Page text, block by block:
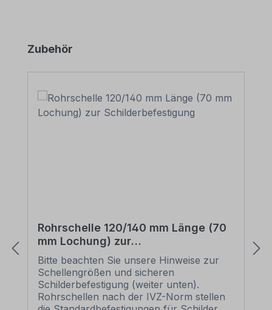
Produktgalerie überspringen
Zubehör
Rohrschelle 120/140 mm Länge (70
mm Lochung) zur
Schilderbefestigung
Bitte beachten Sie unsere Hinweise zur
Schellengrößen und sicheren
Schilderbefestigung (weiter unten).
Rohrschellen nach der IVZ-Norm stellen